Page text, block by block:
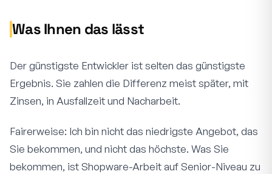
Was Ihnen das lässt
Der günstigste Entwickler ist selten das günstigste
Ergebnis. Sie zahlen die Differenz meist später, mit
Zinsen, in Ausfallzeit und Nacharbeit.
Fairerweise: Ich bin nicht das niedrigste Angebot, das
Sie bekommen, und nicht das höchste. Was Sie
bekommen, ist Shopware-Arbeit auf Senior-Niveau zu